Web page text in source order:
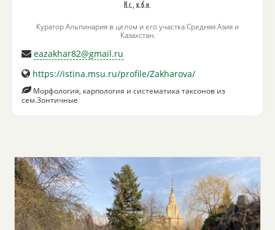
Н.с., к.б.н.
Куратор Альпинария в целом и его участка Средняя Азия и
Казахстан.
eazakhar82@gmail.ru
https://istina.msu.ru/profile/Zakharova/
Морфология, карпология и систематика таксонов из
сем.Зонтичные